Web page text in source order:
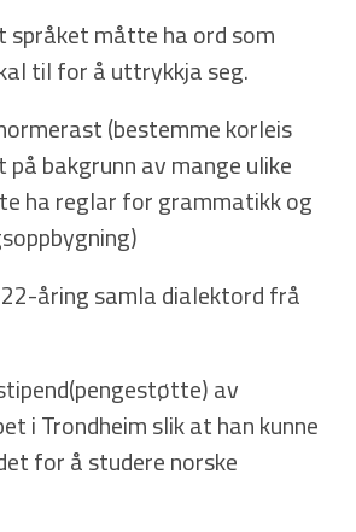
språket måtte ha ord som
til for å uttrykkja seg.
(bestemme korleis
bakgrunn av mange ulike
ha reglar for grammatikk og
åring samla dialektord frå
av
i Trondheim slik at han kunne
for å studere norske